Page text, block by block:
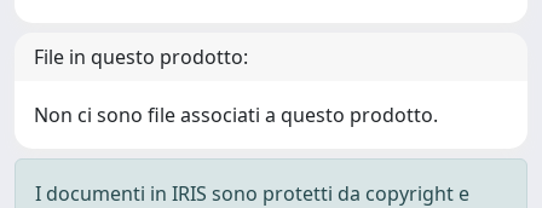
File in questo prodotto:
Non ci sono file associati a questo prodotto.
I documenti in IRIS sono protetti da copyright e